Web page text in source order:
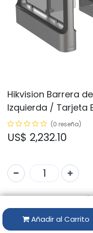
Hikvision Barrera
Izquierda / Tarjeta
(0 reseña)
US$ 2,232.10
Añadir al Carrito
Código:
Marca:HIKVISION